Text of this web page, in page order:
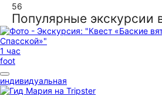
56
Популярные экскурсии
1 час
foot
индивидуальная